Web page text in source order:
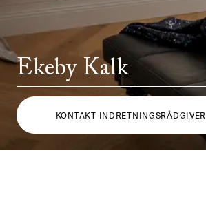
Ekeby Kalk
KONTAKT INDRETNINGSRÅDGIVER